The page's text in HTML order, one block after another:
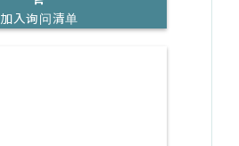
加入询问清单